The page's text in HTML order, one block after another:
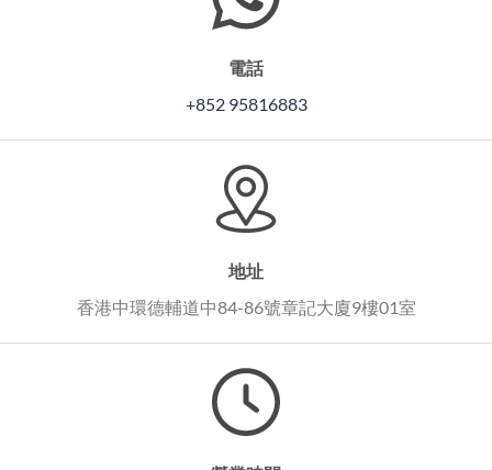
電話
+852 95816883
地址
香港中環德輔道中84-86號章記大廈9樓01室